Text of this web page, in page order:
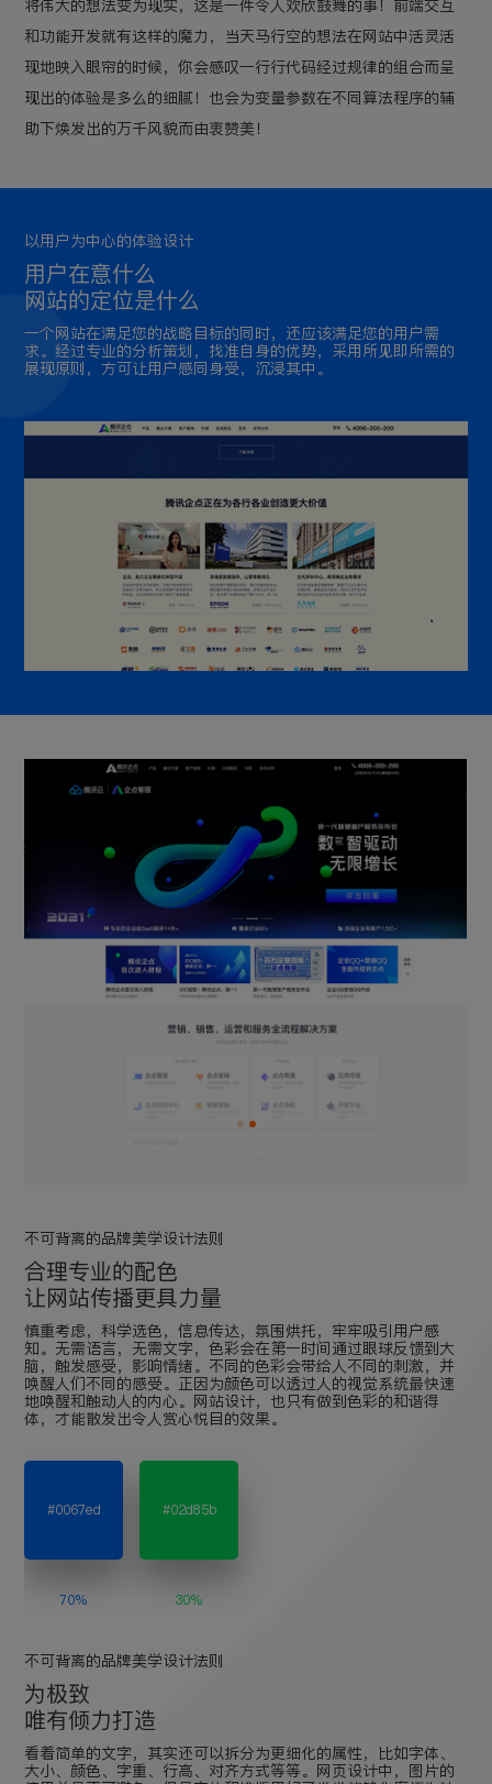
将伟大的想法变为现实，这是一件令人欢欣鼓舞的事！前端交互
和功能开发就有这样的魔力，当天马行空的想法在网站中活灵活
现地映入眼帘的时候，你会感叹一行行代码经过规律的组合而呈
现出的体验是多么的细腻！也会为变量参数在不同算法程序的辅
助下焕发出的万千风貌而由衷赞美！
以用户为中心的体验设计
用户在意什么
网站的定位是什么
一个网站在满足您的战略目标的同时，还应该满足您的用户需
求。经过专业的分析策划，找准自身的优势，采用所见即所需的
展现原则，方可让用户感同身受，沉浸其中。
不可背离的品牌美学设计法则
合理专业的配色
让网站传播更具力量
慎重考虑，科学选色，信息传达，氛围烘托，牢牢吸引用户感
知。无需语言，无需文字，色彩会在第一时间通过眼球反馈到大
脑，触发感受，影响情绪。不同的色彩会带给人不同的刺激，并
唤醒人们不同的感受。正因为颜色可以透过人的视觉系统最快速
地唤醒和触动人的内心。网站设计，也只有做到色彩的和谐得
体，才能散发出令人赏心悦目的效果。
#0067ed
70%
#02d85b
30%
不可背离的品牌美学设计法则
为极致
唯有倾力打造
看着简单的文字，其实还可以拆分为更细化的属性，比如字体、
大小、颜色、字重、行高、对齐方式等等。网页设计中，图片的